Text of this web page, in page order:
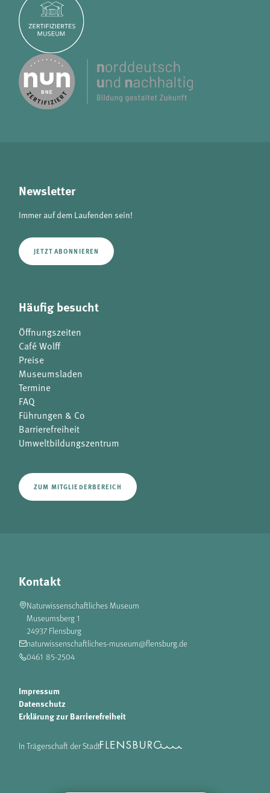
Newsletter
Immer auf dem Laufenden sein!
JETZT ABONNIEREN
Häufig besucht
Öffnungszeiten
Café Wolff
Preise
Museumsladen
Termine
FAQ
Führungen & Co
Barrierefreiheit
Umweltbildungszentrum
ZUM MITGLIEDERBEREICH
Kontakt
Naturwissenschaftliches Museum
Museumsberg 1
24937 Flensburg
naturwissenschaftliches-museum@flensburg.de
0461 85-2504
In Trägerschaft der Stadt
Impressum
Datenschutz
Erklärung zur Barrierefreiheit